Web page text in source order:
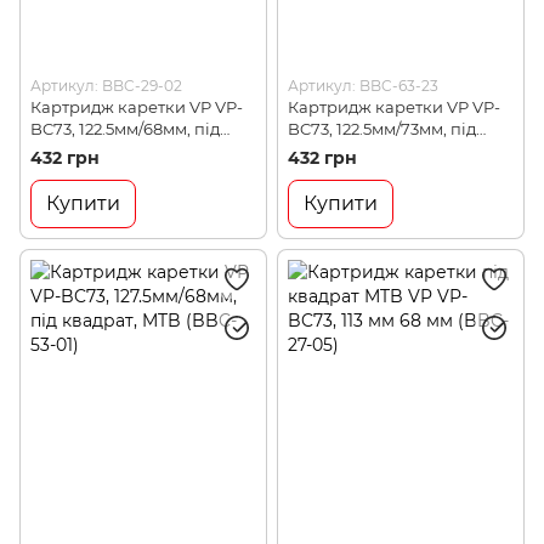
Артикул: BBC-29-02
Картридж каретки VP VP-
BC73, 122.5мм/68мм, під
квадрат, MTB (BBC-29-02)
432 грн
Купити
Артикул: BBC-63-23
Картридж каретки VP VP-
BC73, 122.5мм/73мм, під
квадрат, MTB (BBC-63-23)
432 грн
Купити